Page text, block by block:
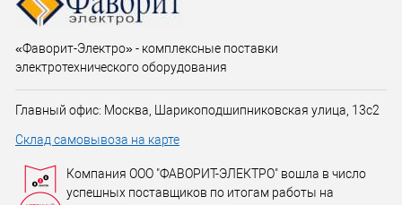
«Фаворит-Электро» - комплексные поставки
электротехнического оборудования
Главный офис: Москва, Шарикоподшипниковская улица, 13с2
Склад самовывоза на карте
Компания ООО "ФАВОРИТ-ЭЛЕКТРО" вошла в число
успешных поставщиков по итогам работы на